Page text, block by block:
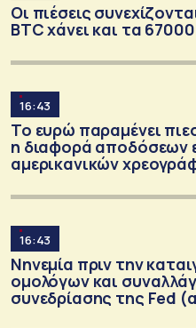
Οι πιέσεις
BTC χάνει και τα
16:43
Το ευρώ παραμένει
η διαφορά αποδόσεων
αμερικανικών
16:43
Νηνεμία πριν την
ομολόγων και
συνεδρίασης της Fed